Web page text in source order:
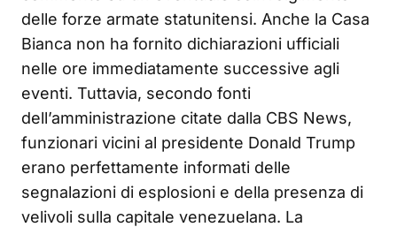
delle forze armate statunitensi. Anche la Casa
Bianca non ha fornito dichiarazioni ufficiali
nelle ore immediatamente successive agli
eventi. Tuttavia, secondo fonti
dell’amministrazione citate dalla CBS News,
funzionari vicini al presidente Donald Trump
erano perfettamente informati delle
segnalazioni di esplosioni e della presenza di
velivoli sulla capitale venezuelana. La